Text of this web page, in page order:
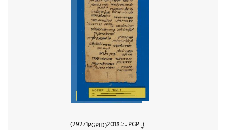
في PGP منذ 2018
PGPID
29271